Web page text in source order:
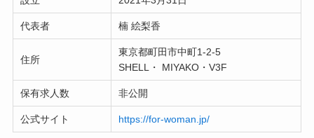
代表者 楠 絵梨香
住所
東京都町田市中町1-2-5
SHELL・ MIYAKO・V3F
保有求人数 非公開
公式サイト https://for-woman.jp/